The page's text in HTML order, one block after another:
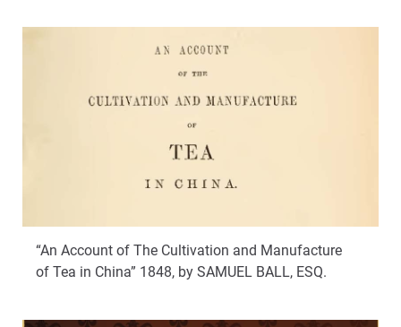
“An Account of The Cultivation and Manufacture
of Tea in China” 1848, by SAMUEL BALL, ESQ.